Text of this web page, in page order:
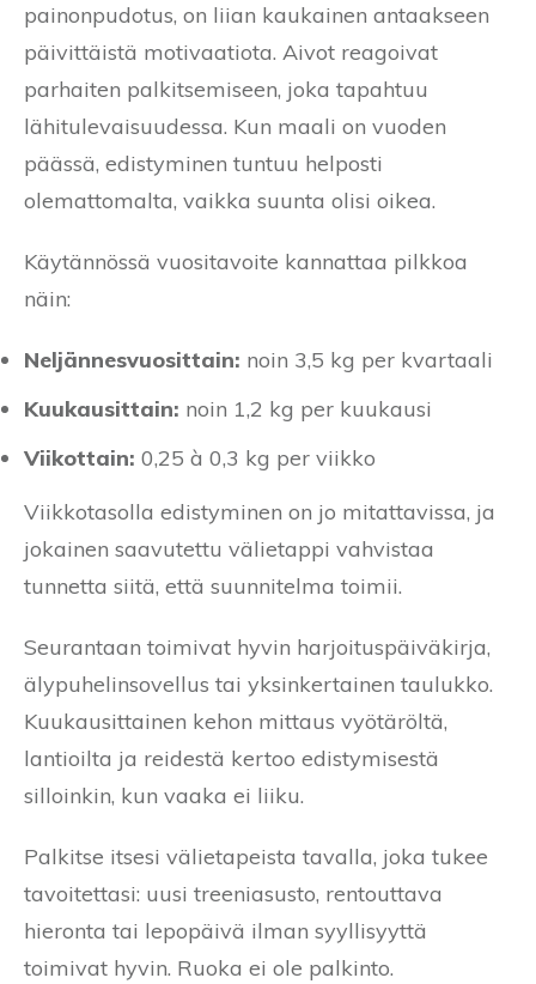
painonpudotus, on liian kaukainen antaakseen
päivittäistä motivaatiota. Aivot reagoivat
parhaiten palkitsemiseen, joka tapahtuu
lähitulevaisuudessa. Kun maali on vuoden
päässä, edistyminen tuntuu helposti
olemattomalta, vaikka suunta olisi oikea.
Käytännössä vuositavoite kannattaa pilkkoa
näin:
Neljännesvuosittain: noin 3,5 kg per kvartaali
Kuukausittain: noin 1,2 kg per kuukausi
Viikottain: 0,25 à 0,3 kg per viikko
Viikkotasolla edistyminen on jo mitattavissa, ja
jokainen saavutettu välietappi vahvistaa
tunnetta siitä, että suunnitelma toimii.
Seurantaan toimivat hyvin harjoituspäiväkirja,
älypuhelinsovellus tai yksinkertainen taulukko.
Kuukausittainen kehon mittaus vyötäröltä,
lantioilta ja reidestä kertoo edistymisestä
silloinkin, kun vaaka ei liiku.
Palkitse itsesi välietapeista tavalla, joka tukee
tavoitettasi: uusi treeniasusto, rentouttava
hieronta tai lepopäivä ilman syyllisyyttä
toimivat hyvin. Ruoka ei ole palkinto.